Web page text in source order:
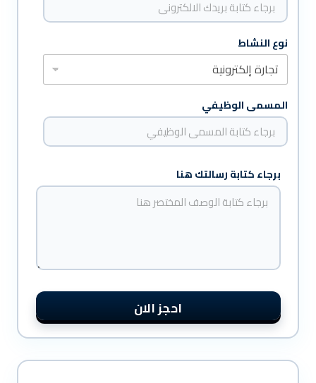
نوع النشاط
المسمى الوظيفي
برجاء كتابة رسالتك هنا
احجز الان